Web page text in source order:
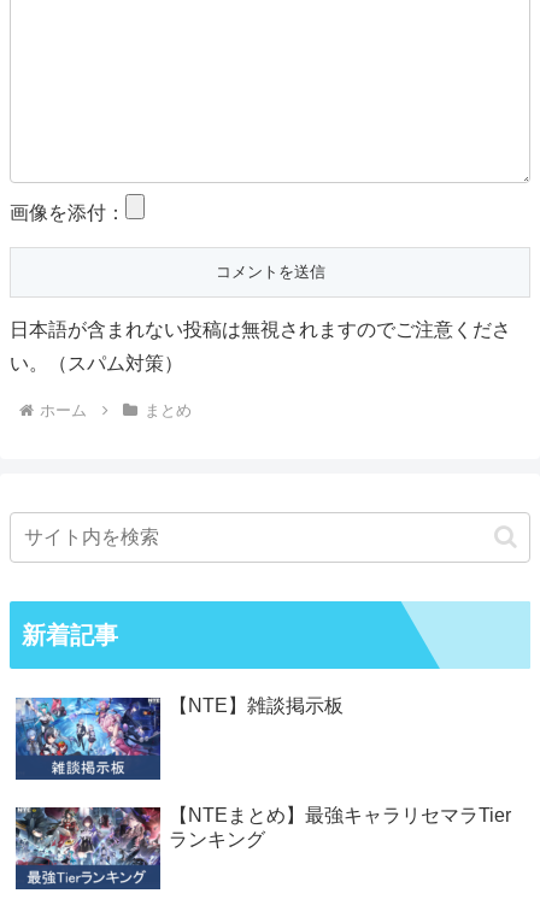
画像を添付：
日本語が含まれない投稿は無視されますのでご注意くださ
い。（スパム対策）
ホーム まとめ
新着記事
【NTE】雑談掲示板
【NTEまとめ】最強キャラリセマラTier
ランキング